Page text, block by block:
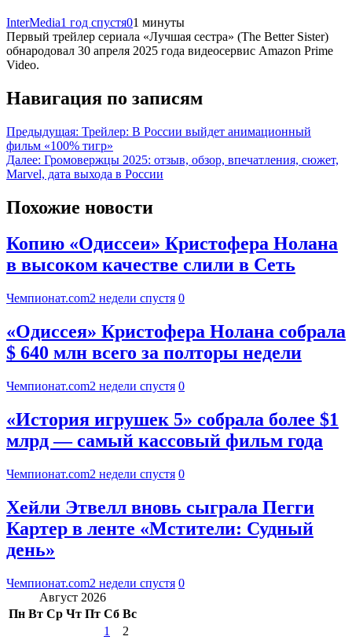
InterMedia1 год спустя01 минуты
Первый трейлер сериала «Лучшая сестра» (The Better Sister)
обнародовал 30 апреля 2025 года видеосервис Amazon Prime
Video.
Навигация по записям
Предыдущая: Трейлер: В России выйдет анимационный
фильм «100% тигр»
Далее: Громовержцы 2025: отзыв, обзор, впечатления, сюжет,
Marvel, дата выхода в России
Похожие новости
Копию «Одиссеи» Кристофера Нолана
в высоком качестве слили в Сеть
Чемпионат.com2 недели спустя 0
«Одиссея» Кристофера Нолана собрала
$ 640 млн всего за полторы недели
Чемпионат.com2 недели спустя 0
«История игрушек 5» собрала более $1
млрд — самый кассовый фильм года
Чемпионат.com2 недели спустя 0
Хейли Этвелл вновь сыграла Пегги
Картер в ленте «Мстители: Судный
день»
Чемпионат.com2 недели спустя 0
Август 2026
Пн Вт Ср Чт Пт Сб Вс
1
2